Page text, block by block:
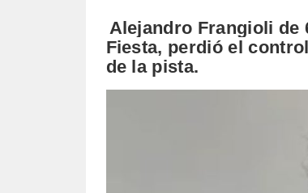
Alejandro Frangioli de
Fiesta, perdió el
de la pista.